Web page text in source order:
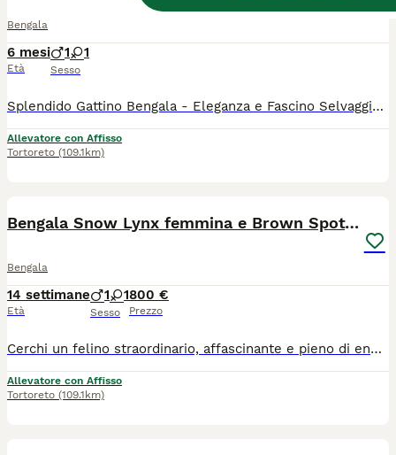
Bengala
6 mesi
Età
1 1
Sesso
Splendido Gattino Bengala - Eleganza e Fascino Selvaggio! Cerchi un compagno unico e irresistibile? Questo meraviglioso gattino Bengala ti conquisterà al primo sguardo! Un piccolo "leopardino" domestico di altissima qualità. Affettuoso, curioso e giocherellone Cresciuto in ambiente familiare, abituato al contatto umano Ideale sia come animale da compagnia che per veri amanti della razza Il gattino è sano, svezzato e pronto a portare energia e bellezza nella tua casa. Contattami
Allevatore con Affisso
Tortoreto (109.1km)
Bengala Snow Lynx femmina e Brown Spotted maschio
Bengala
14 settimane
Età
1 1
Sesso
800 €
Prezzo
Cerchi un felino straordinario, affascinante e pieno di energia? Questi meravigliosi cuccioli di gatto del Bengala (Bengal) è pronti a portare gioia, eleganza e un pizzico di "vita selvaggia" (ma super affettuosi!) nella tua vita. Maschio e femmina Mantello: Brown/Spotted, Snow Lynx con un contrasto magnifico e la tipica lucentezza "glitter" della razza. Carattere: dolce, estremamente intelligente, curiosi e giocherelloni. Amano la compagnia e i giochi interattivi. Zona: Abruzzo Tortoreto solo veri amanti degli animali.
Allevatore con Affisso
Tortoreto (109.1km)